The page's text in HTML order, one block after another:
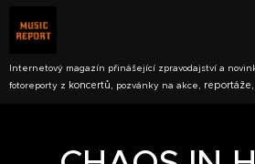
Internetový magazín přinášející zpravodajství a
fotoreporty z koncertů, pozvánky na akce,